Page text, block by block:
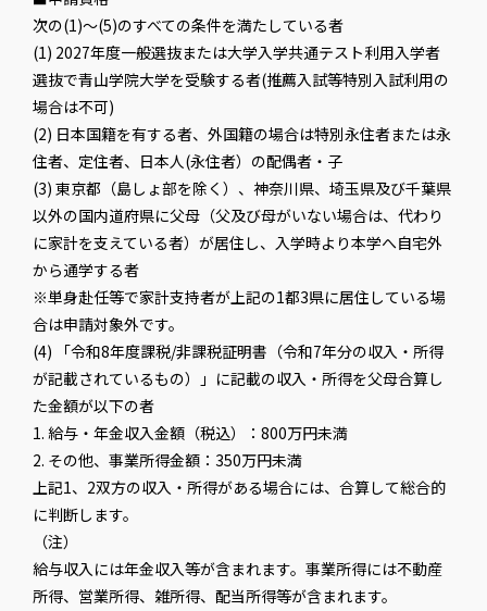
次の(1)～(5)のすべての条件を満たしている者
(1) 2027年度一般選抜または大学入学共通テスト利用入学者
選抜で青山学院大学を受験する者(推薦入試等特別入試利用の
場合は不可)
(2) 日本国籍を有する者、外国籍の場合は特別永住者または永
住者、定住者、日本人(永住者）の配偶者・子
(3) 東京都（島しょ部を除く）、神奈川県、埼玉県及び千葉県
以外の国内道府県に父母（父及び母がいない場合は、代わり
に家計を支えている者）が居住し、入学時より本学へ自宅外
から通学する者
※単身赴任等で家計支持者が上記の1都3県に居住している場
合は申請対象外です。
(4) 「令和8年度課税/非課税証明書（令和7年分の収入・所得
が記載されているもの）」に記載の収入・所得を父母合算し
た金額が以下の者
1. 給与・年金収入金額（税込）：800万円未満
2. その他、事業所得金額：350万円未満
上記1、2双方の収入・所得がある場合には、合算して総合的
に判断します。
（注）
給与収入には年金収入等が含まれます。事業所得には不動産
所得、営業所得、雑所得、配当所得等が含まれます。